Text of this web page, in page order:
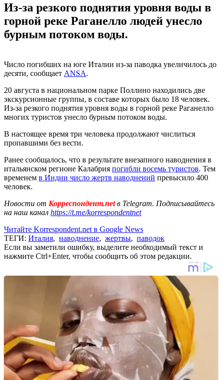
Из-за резкого поднятия уровня воды в
горной реке Раганелло людей унесло
бурным потоком воды.
Число погибших на юге Италии из-за паводка увеличилось до
десяти, сообщает ANSA.
20 августа в национальном парке Поллино находились две
экскурсионные группы, в составе которых было 18 человек.
Из-за резкого поднятия уровня воды в горной реке Раганелло
многих туристов унесло бурным потоком воды.
В настоящее время три человека продолжают числиться
пропавшими без вести.
Ранее сообщалось, что в результате внезапного наводнения в
итальянском регионе Калабрия погибли восемь туристов. Тем
временем в Индии число жертв наводнений превысило 400
человек.
Новости от Корреспондент.netв Telegram. Подписывайтесь
на наш канал https://t.me/korrespondentnet
Читайте Korrespondent.net в Google News
ТЕГИ: Италия, наводнение, жертвы, паводок
Если вы заметили ошибку, выделите необходимый текст и
нажмите Ctrl+Enter, чтобы сообщить об этом редакции.